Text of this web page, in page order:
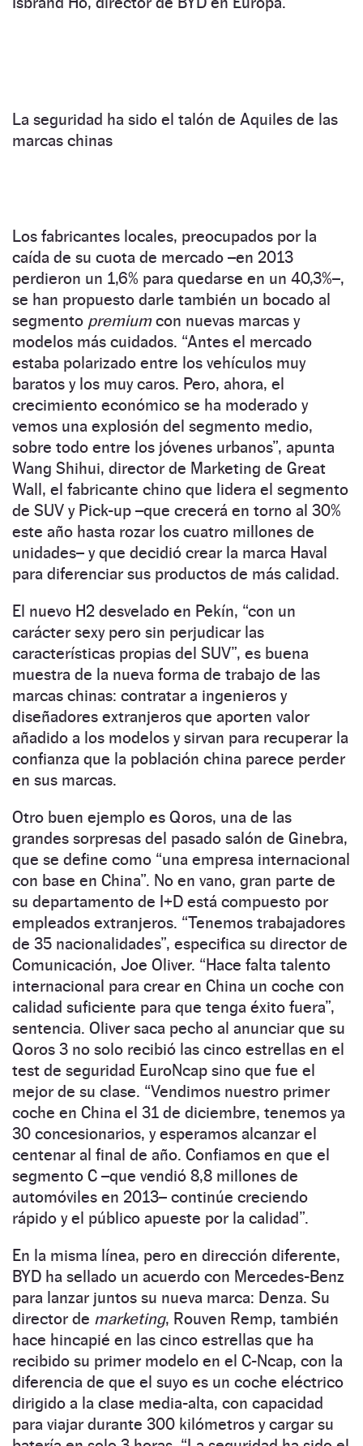
La seguridad ha sido el talón de Aquiles de las
marcas chinas
Los fabricantes locales, preocupados por la
caída de su cuota de mercado –en 2013
perdieron un 1,6% para quedarse en un 40,3%–,
se han propuesto darle también un bocado al
segmento premiumcon nuevas marcas y
modelos más cuidados. “Antes el mercado
estaba polarizado entre los vehículos muy
baratos y los muy caros. Pero, ahora, el
crecimiento económico se ha moderado y
vemos una explosión del segmento medio,
sobre todo entre los jóvenes urbanos”, apunta
Wang Shihui, director de Marketing de Great
Wall, el fabricante chino que lidera el segmento
de SUV y Pick-up –que crecerá en torno al 30%
este año hasta rozar los cuatro millones de
unidades– y que decidió crear la marca Haval
para diferenciar sus productos de más calidad.
El nuevo H2 desvelado en Pekín, “con un
carácter sexy pero sin perjudicar las
características propias del SUV”, es buena
muestra de la nueva forma de trabajo de las
marcas chinas: contratar a ingenieros y
diseñadores extranjeros que aporten valor
añadido a los modelos y sirvan para recuperar la
confianza que la población china parece perder
en sus marcas.
Otro buen ejemplo es Qoros, una de las
grandes sorpresas del pasado salón de Ginebra,
que se define como “una empresa internacional
con base en China”. No en vano, gran parte de
su departamento de I+D está compuesto por
empleados extranjeros. “Tenemos trabajadores
de 35 nacionalidades”, especifica su director de
Comunicación, Joe Oliver. “Hace falta talento
internacional para crear en China un coche con
calidad suficiente para que tenga éxito fuera”,
sentencia. Oliver saca pecho al anunciar que su
Qoros 3 no solo recibió las cinco estrellas en el
test de seguridad EuroNcap sino que fue el
mejor de su clase. “Vendimos nuestro primer
coche en China el 31 de diciembre, tenemos ya
30 concesionarios, y esperamos alcanzar el
centenar al final de año. Confiamos en que el
segmento C –que vendió 8,8 millones de
automóviles en 2013– continúe creciendo
rápido y el público apueste por la calidad”.
En la misma línea, pero en dirección diferente,
BYD ha sellado un acuerdo con Mercedes-Benz
para lanzar juntos su nueva marca: Denza. Su
director de marketing, Rouven Remp, también
hace hincapié en las cinco estrellas que ha
recibido su primer modelo en el C-Ncap, con la
diferencia de que el suyo es un coche eléctrico
dirigido a la clase media-alta, con capacidad
para viajar durante 300 kilómetros y cargar su